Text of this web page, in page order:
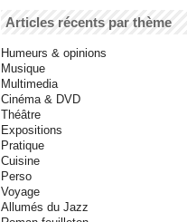
Articles récents par thème
Humeurs & opinions
Musique
Multimedia
Cinéma & DVD
Théâtre
Expositions
Pratique
Cuisine
Perso
Voyage
Allumés du Jazz